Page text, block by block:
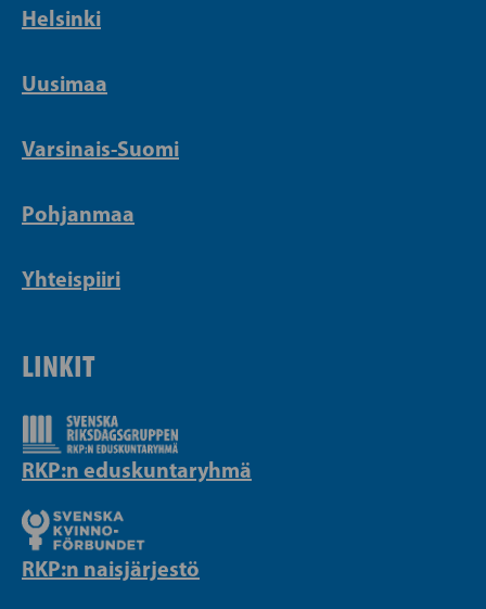
Helsinki
Uusimaa
Varsinais-Suomi
Pohjanmaa
Yhteispiiri
LINKIT
RKP:n eduskuntaryhmä
RKP:n naisjärjestö